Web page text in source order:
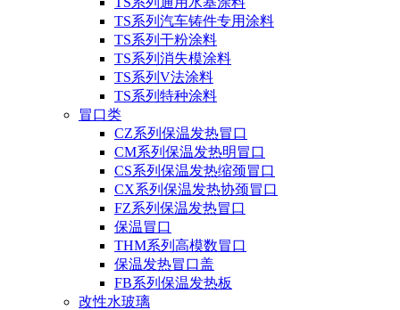
TS系列汽车铸件专用涂料
TS系列干粉涂料
TS系列消失模涂料
TS系列V法涂料
TS系列特种涂料
冒口类
CZ系列保温发热冒口
CM系列保温发热明冒口
CS系列保温发热缩颈冒口
CX系列保温发热协颈冒口
FZ系列保温发热冒口
保温冒口
THM系列高模数冒口
保温发热冒口盖
FB系列保温发热板
改性水玻璃